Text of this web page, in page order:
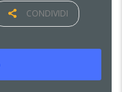
CONDIVIDI